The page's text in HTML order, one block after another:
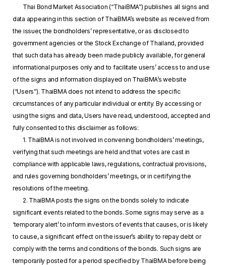
Thai Bond Market Association (“ThaiBMA”) publishes all signs and
data appearing in this section of ThaiBMA’s website as received from
the issuer, the bondholders’ representative, or as disclosed to
government agencies or the Stock Exchange of Thailand, provided
that such data has already been made publicly available, for general
informational purposes only and to facilitate users’ access to and use
of the signs and information displayed on ThaiBMA’s website
(“Users”). ThaiBMA does not intend to address the specific
circumstances of any particular individual or entity. By accessing or
using the signs and data, Users have read, understood, accepted and
fully consented to this disclaimer as follows:
1. ThaiBMA is not involved in convening bondholders’ meetings,
verifying that such meetings are held and that votes are cast in
compliance with applicable laws, regulations, contractual provisions,
and rules governing bondholders’ meetings, or in certifying the
resolutions of the meeting.
2. ThaiBMA posts the signs on the bonds solely to indicate
significant events related to the bonds. Some signs may serve as a
‘temporary alert’ to inform investors of events that causes, or is likely
to cause, a significant effect on the issuer’s ability to repay debt or
comply with the terms and conditions of the bonds. Such signs are
temporarily posted for a period specified by ThaiBMA before being